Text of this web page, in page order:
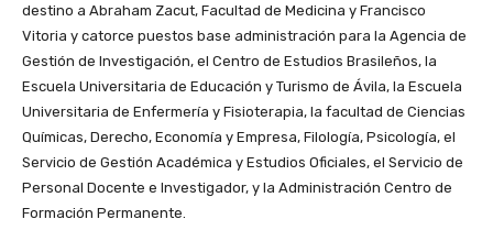
destino a Abraham Zacut, Facultad de Medicina y Francisco
Vitoria y catorce puestos base administración para la Agencia de
Gestión de Investigación, el Centro de Estudios Brasileños, la
Escuela Universitaria de Educación y Turismo de Ávila, la Escuela
Universitaria de Enfermería y Fisioterapia, la facultad de Ciencias
Químicas, Derecho, Economía y Empresa, Filología, Psicología, el
Servicio de Gestión Académica y Estudios Oficiales, el Servicio de
Personal Docente e Investigador, y la Administración Centro de
Formación Permanente.